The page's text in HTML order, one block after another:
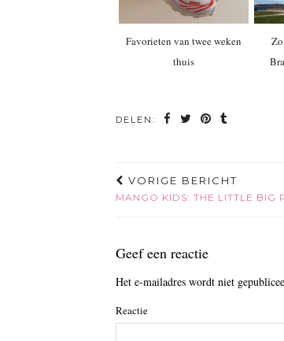
Favorieten van twee weken
thuis
DELEN:
VORIGE BERICHT
MANGO KIDS: THE LITTLE BIG
Geef een reactie
Het e-mailadres wordt niet
Reactie